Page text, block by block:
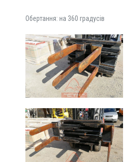
Обертання: на 360 градусів